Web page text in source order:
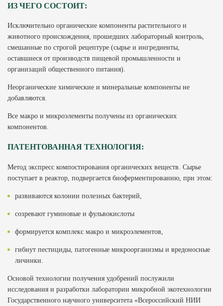
ИЗ ЧЕГО СОСТОИТ:
Исключительно органические компоненты растительного и
животного происхождения, прошедших лабораторный контроль,
смешанные по строгой рецептуре (сырье и ингредиенты,
оставшиеся от производств пищевой промышленности и
организаций общественного питания).
Неорганические химические и минеральные компоненты не
добавляются.
Все макро и микроэлементы получены из органических
компонентов.
ПАТЕНТОВАННАЯ ТЕХНОЛОГИЯ:
Метод экспресс компостирования органических веществ. Сырье
поступает в реактор, подвергается биоферментированию, при этом:
развиваются колонии полезных бактерий,
созревают гуминовые и фульвокислоты
формируется комплекс макро и микроэлементов,
гибнут пестициды, патогенные микроорганизмы и вредоносные
личинки.
Основой технологии получения удобрений послужили
исследования и разработки лаборатории микробной экотехнологии
Государственного научного университета «Всероссийский НИИ